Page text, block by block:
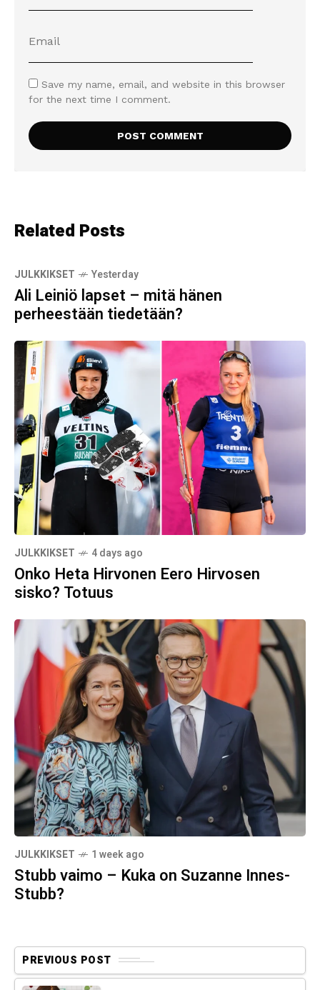
Save my name, email, and website in this browser
for the next time I comment.
Related Posts
JULKKIKSET Yesterday
Ali Leiniö lapset – mitä hänen
perheestään tiedetään?
JULKKIKSET 4 days ago
Onko Heta Hirvonen Eero Hirvosen
sisko? Totuus
JULKKIKSET 1 week ago
Stubb vaimo – Kuka on Suzanne Innes-
Stubb?
PREVIOUS POST